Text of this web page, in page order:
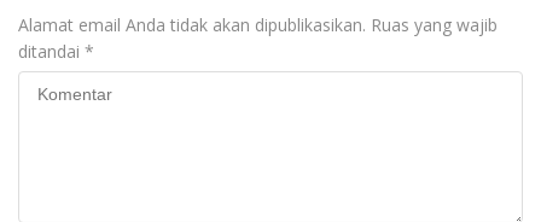
Alamat email Anda tidak akan dipublikasikan. Ruas yang wajib
ditandai *